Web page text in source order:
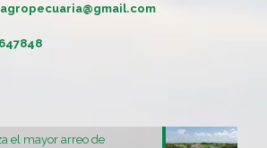
el mayor arreo de